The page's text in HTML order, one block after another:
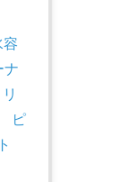
容
ナ
ピ